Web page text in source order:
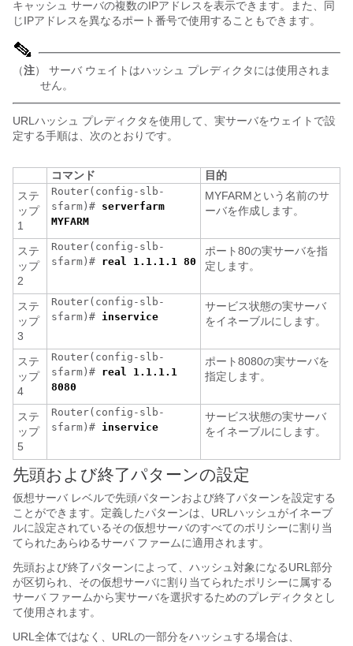
キャッシュ サーバの複数のIPアドレスを表示できます。また、同
じIPアドレスを異なるポート番号で使用することもできます。
（注） サーバ ウェイトはハッシュ プレディクタには使用されま
せん。
URLハッシュ プレディクタを使用して、実サーバをウェイトで設
定する手順は、次のとおりです。
コマンド
目的
ステ
ップ
1
Router(config-slb-
sfarm)# serverfarm
MYFARM
MYFARMという名前のサ
ーバを作成します。
ステ
ップ
2
Router(config-slb-
sfarm)# real 1.1.1.1 80
ポート80の実サーバを指
定します。
ステ
ップ
3
Router(config-slb-
sfarm)# inservice
サービス状態の実サーバ
をイネーブルにします。
ステ
ップ
4
Router(config-slb-
sfarm)# real 1.1.1.1
8080
ポート8080の実サーバを
指定します。
ステ
ップ
5
Router(config-slb-
sfarm)# inservice
サービス状態の実サーバ
をイネーブルにします。
先頭および終了パターンの設定
仮想サーバ レベルで先頭パターンおよび終了パターンを設定する
ことができます。定義したパターンは、URLハッシュがイネーブ
ルに設定されているその仮想サーバのすべてのポリシーに割り当
てられたあらゆるサーバ ファームに適用されます。
先頭および終了パターンによって、ハッシュ対象になるURL部分
が区切られ、その仮想サーバに割り当てられたポリシーに属する
サーバ ファームから実サーバを選択するためのプレディクタとし
て使用されます。
URL全体ではなく、URLの一部分をハッシュする場合は、